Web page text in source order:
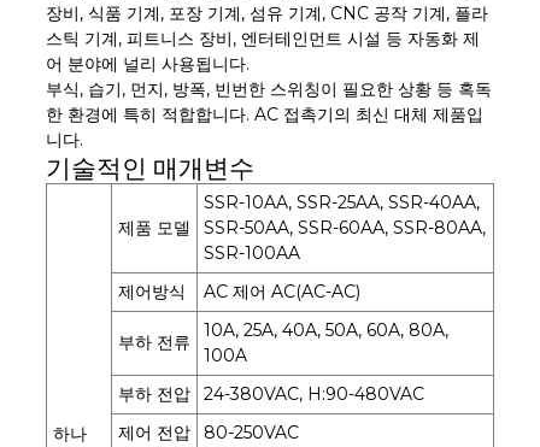
장비, 식품 기계, 포장 기계, 섬유 기계, CNC 공작 기계, 플라
스틱 기계, 피트니스 장비, 엔터테인먼트 시설 등 자동화 제
어 분야에 널리 사용됩니다.
부식, 습기, 먼지, 방폭, 빈번한 스위칭이 필요한 상황 등 혹독
한 환경에 특히 적합합니다. AC 접촉기의 최신 대체 제품입
니다.
기술적인 매개변수
하나
제품 모델
SSR-10AA, SSR-25AA, SSR-40AA,
SSR-50AA, SSR-60AA, SSR-80AA,
SSR-100AA
제어방식
AC 제어 AC(AC-AC)
부하 전류
10A, 25A, 40A, 50A, 60A, 80A,
100A
부하 전압
24-380VAC, H:90-480VAC
제어 전압
80-250VAC